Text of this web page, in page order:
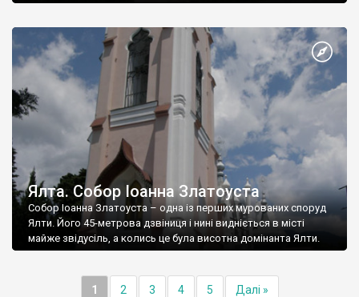
Ялта. Собор Іоанна Златоуста
Собор Іоанна Златоуста – одна із перших мурованих споруд
Ялти. Його 45-метрова дзвіниця і нині видніється в місті
майже звідусіль, а колись це була висотна домінанта Ялти.
1 2 3 4 5 Далі »